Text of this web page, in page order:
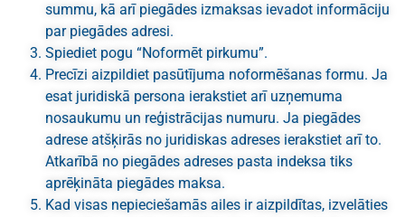
summu, kā arī piegādes izmaksas ievadot informāciju
par piegādes adresi.
Spiediet pogu “Noformēt pirkumu”.
Precīzi aizpildiet pasūtījuma noformēšanas formu. Ja
esat juridiskā persona ierakstiet arī uzņemuma
nosaukumu un reģistrācijas numuru. Ja piegādes
adrese atšķirās no juridiskas adreses ierakstiet arī to.
Atkarībā no piegādes adreses pasta indeksa tiks
aprēķināta piegādes maksa.
Kad visas nepieciešamās ailes ir aizpildītas, izvelāties